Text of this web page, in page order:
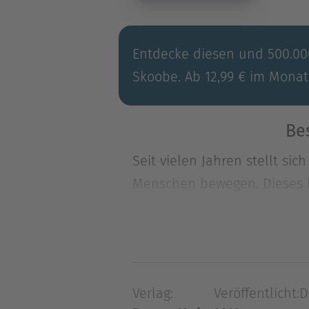
Entdecke diesen und
Skoobe. Ab 12,99 € im
Seit vielen Jahren stellt
Menschen bewegen.
Menschen bewegen.
individuelle Bedeutung
Verlag: Veröffentlicht: